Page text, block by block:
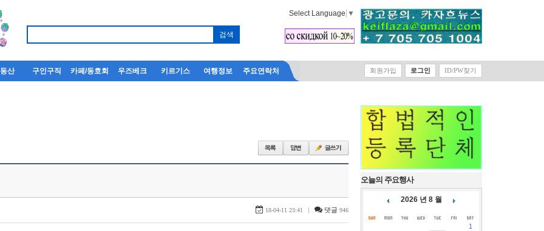
Select Language ▼
산 구인구직 카페/동호회 우즈베크 키르기스 여행정보 주요연락처 회원가입 로그인 ID/PW찾기
18-04-11 23:41 | 댓글 946
오늘의 주요행사
2026 년 8 월
1